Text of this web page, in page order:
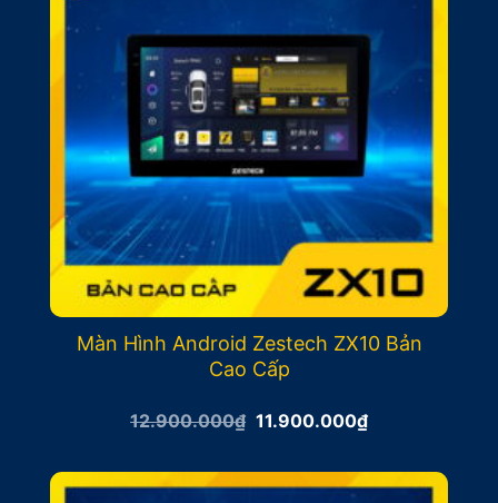
Màn Hình Android Zestech ZX10 Bản
Cao Cấp
12.900.000₫ Giá
12.900.000₫.
11.900.000₫Giá
hiện
là:
11.900.000₫.